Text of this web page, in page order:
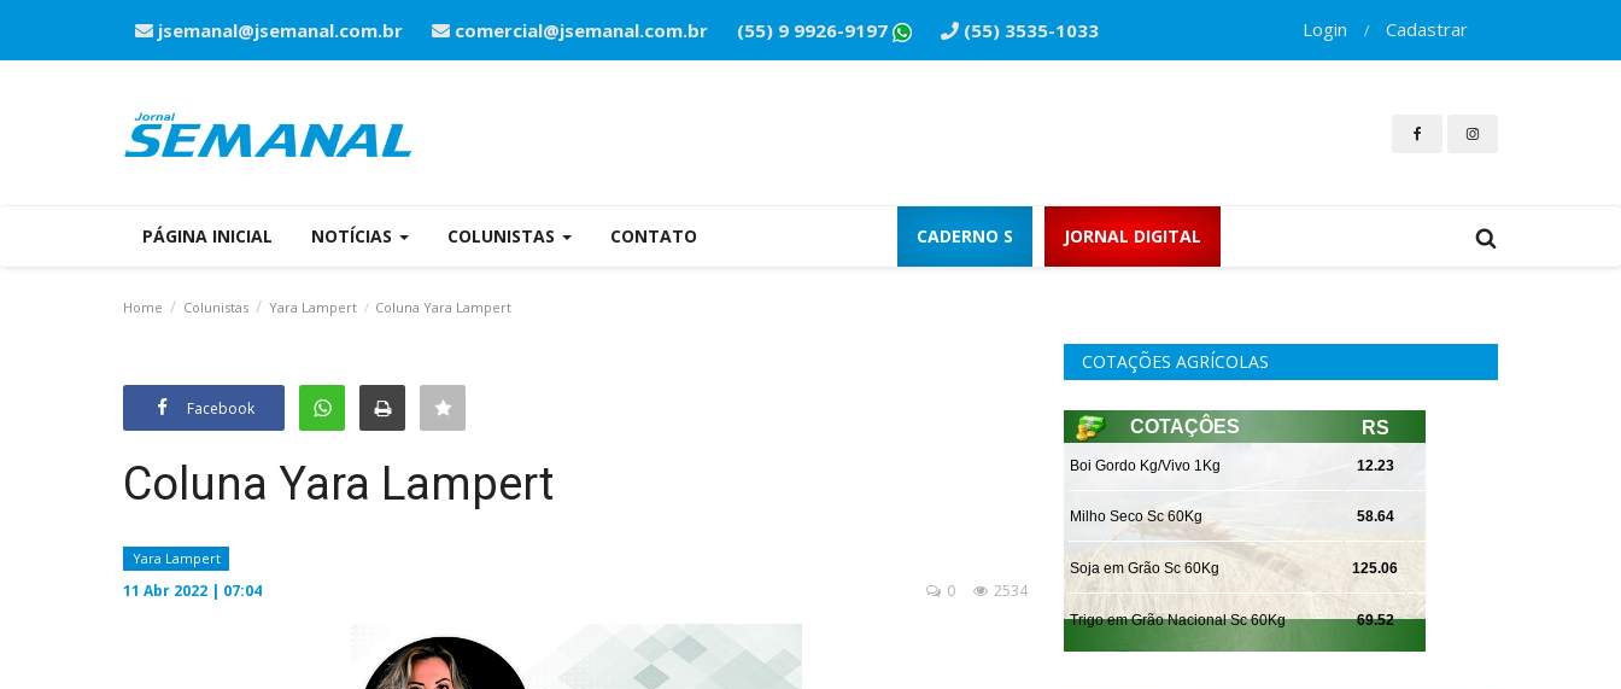
jsemanal@jsemanal.com.br comercial@jsemanal.com.br (55) 9 9926-9197 (55) 3535-1033 Login / Cadastrar
PÁGINA INICIAL NOTÍCIAS COLUNISTAS CONTATO CADERNO S JORNAL DIGITAL
Home Colunistas Yara Lampert Coluna Yara Lampert
Facebook
Coluna Yara Lampert
Yara Lampert
11 Abr 2022 | 07:04 2534
0
COTAÇÕES AGRÍCOLAS